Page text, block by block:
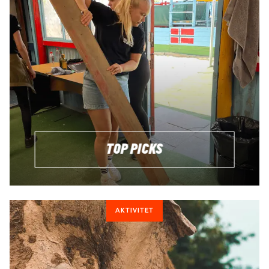
just volontärarbete är rätt för dig? Kolla då också in vårt
koncept Tripmates som är gruppresor designade just för
backpackers. Vi fixar med boende och allt från sur till
snorklingsäventyr, djungeltreks och safari. Du reser i små
grupper där allt är fixar i förväg, från
23 dagar i Filippinerna
eller32 dagar i Södra Afrika🤙
Res med andra jämnåriga 18-31 år (12 per resa)
Vi fixar med transport,boenden & maxade äventyr
Gruppresor till södra Afrika, Asien & Latinamerika
HITTA RESKOMPISAR 18-31 ÅR
BETALA FÖR VOLONTÄRARBETE?
Vanlig, och rimlig fråga! Det dina pengar går till när du
TOP PICKS
AKTIVITET